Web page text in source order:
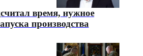
время, нужное
производства